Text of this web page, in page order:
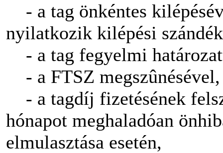
- a tag önkéntes
nyilatkozik kilépési
- a tag fegyelmi
- a FTSZ megszûnésével,
- a tagdíj fizetésének
hónapot meghaladóan
elmulasztása esetén,